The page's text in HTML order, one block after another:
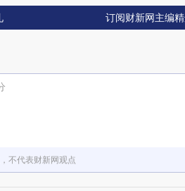
订阅财新网主编
不代表财新网观点